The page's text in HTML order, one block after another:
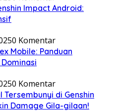
Impact Android:
0 Komentar
Mobile: Panduan
0 Komentar
Tersembunyi di Genshin
Damage Gila-gilaan!